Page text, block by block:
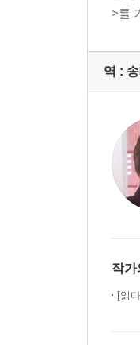
>를
역 :
작가
[읽